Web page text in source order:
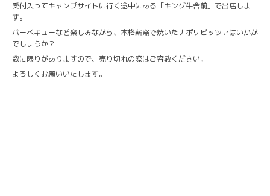
受付入ってキャンプサイトに行く途中にある「キング牛舎前」で出店しま
す。
バーベキューなど楽しみながら、本格薪窯で焼いたナポリピッツァはいかが
でしょうか？
数に限りがありますので、売り切れの際はご容赦ください。
よろしくお願いいたします。